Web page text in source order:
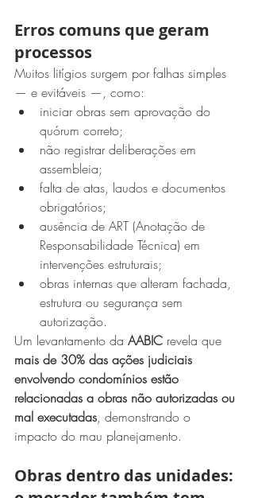
Erros comuns que geram
processos
Muitos litígios surgem por falhas simples
— e evitáveis —, como:
iniciar obras sem aprovação do
quórum correto;
não registrar deliberações em
assembleia;
falta de atas, laudos e documentos
obrigatórios;
ausência de ART (Anotação de
Responsabilidade Técnica) em
intervenções estruturais;
obras internas que alteram fachada,
estrutura ou segurança sem
autorização.
Um levantamento da AABIC revela que
mais de 30% das ações judiciais
envolvendo condomínios estão
relacionadas a obras não autorizadas ou
mal executadas, demonstrando o
impacto do mau planejamento.
Obras dentro das unidades: